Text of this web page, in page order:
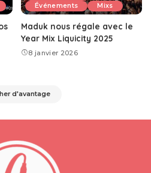
Événements
Mixs
Maduk nous régale avec le
Year Mix Liquicity 2025
8 janvier 2026
d'avantage